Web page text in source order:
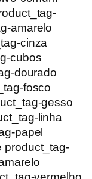
amarelo
cinza
cubos
dourado
fosco
gesso
linha
papel
product_tag-